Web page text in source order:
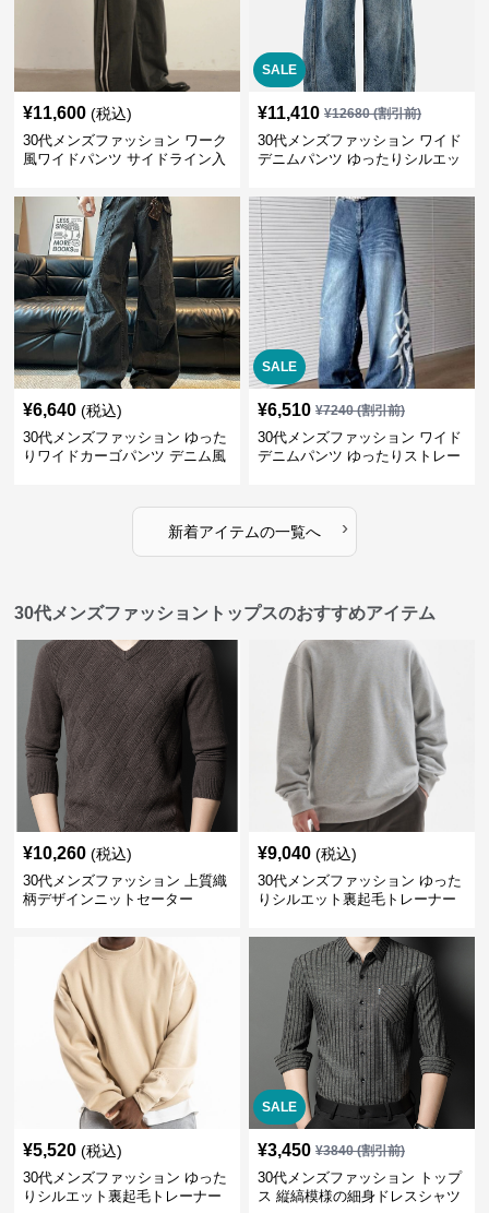
¥11,600 (税込)
30代メンズファッション ワーク
風ワイドパンツ サイドライン入
SALE
¥11,410 ¥12680(割引前)
30代メンズファッション ワイド
デニムパンツ ゆったりシルエッ
¥6,640 (税込)
30代メンズファッション ゆった
りワイドカーゴパンツ デニム風
SALE
¥6,510 ¥7240(割引前)
30代メンズファッション ワイド
デニムパンツ ゆったりストレー
新着アイテムの一覧へ ›
30代メンズファッショントップスのおすすめアイテム
¥10,260 (税込)
30代メンズファッション 上質織
柄デザインニットセーター
¥9,040 (税込)
30代メンズファッション ゆった
りシルエット裏起毛トレーナー
¥5,520 (税込)
30代メンズファッション ゆった
りシルエット裏起毛トレーナー
SALE
¥3,450 ¥3840(割引前)
30代メンズファッション トップ
ス 縦縞模様の細身ドレスシャツ